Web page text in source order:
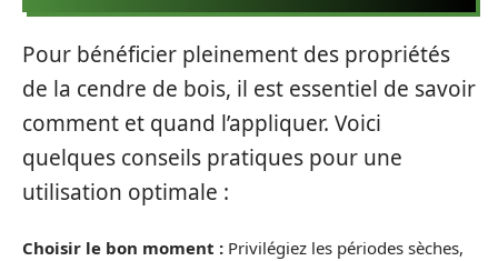
Pour bénéficier pleinement des propriétés
de la cendre de bois, il est essentiel de savoir
comment et quand l’appliquer. Voici
quelques conseils pratiques pour une
utilisation optimale :
Choisir le bon moment : Privilégiez les périodes sèches,